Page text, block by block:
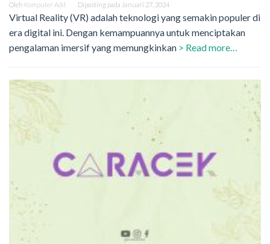
Oleh Komputer Add Diposting pada Januari 27, 2024
Virtual Reality (VR) adalah teknologi yang semakin populer di
era digital ini. Dengan kemampuannya untuk menciptakan
pengalaman imersif yang memungkinkan > Read more…